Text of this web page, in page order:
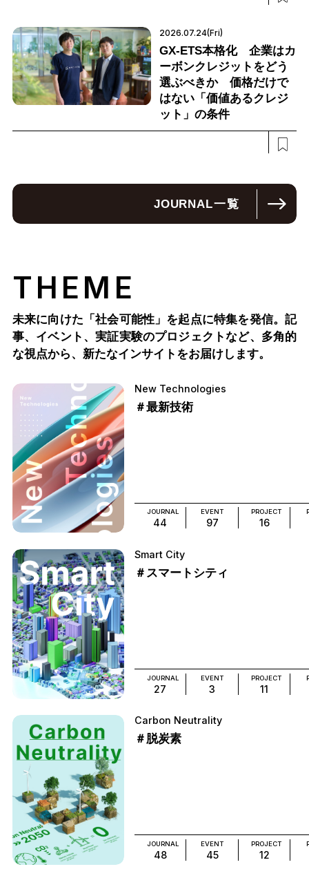
2026.07.24(Fri)
GX-ETS本格化 企業はカ
ーボンクレジットをどう
選ぶべきか 価格だけで
はない「価値あるクレジ
ット」の条件
JOURNAL一覧
THEME
未来に向けた「社会可能性」を起点に特集を発信。記
事、イベント、実証実験のプロジェクトなど、多角的
な視点から、新たなインサイトをお届けします。
New Technologies
＃最新技術
JOURNAL
44
EVENT
97
PROJECT
16
Smart City
＃スマートシティ
JOURNAL
27
EVENT
3
PROJECT
11
Carbon Neutrality
＃脱炭素
JOURNAL
48
EVENT
45
PROJECT
12